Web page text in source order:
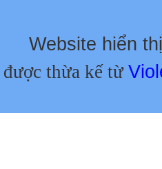
Website hiển
được thừa kế từ